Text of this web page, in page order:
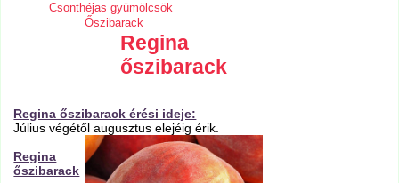
Csonthéjas gyümölcsök
Őszibarack
Regina
őszibarack
Regina őszibarack érési ideje:
Július végétől augusztus elejéig érik.
Regina
őszibarack